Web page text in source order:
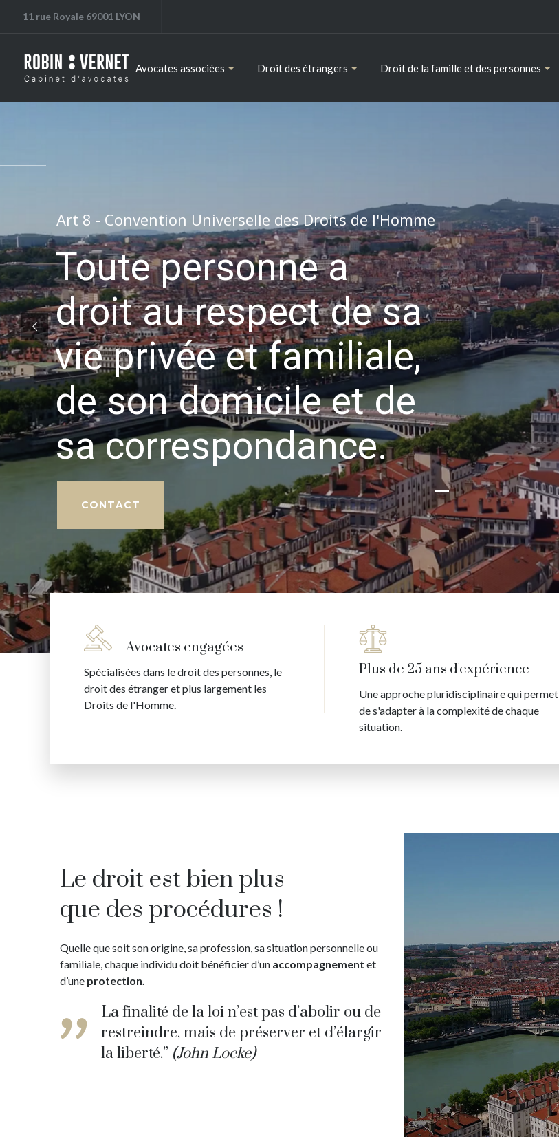
11 rue Royale 69001 LYON
Avocates associées Droit des étrangers Droit de la famille et des personnes
Des avocates engagées
Vous écouter,
vous défendre
CONTACT
Avocates engagées
Spécialisées dans le droit des personnes, le
droit des étranger et plus largement les
Droits de l'Homme.
Plus de 25 ans d'expérience
Une approche pluridisciplinaire qui permet
de s'adapter à la complexité de chaque
situation.
Le droit est bien plus
que des procédures !
Quelle que soit son origine, sa profession, sa situation personnelle ou
familiale, chaque individu doit bénéficier d’un accompagnement et
d’une protection.
La finalité de la loi n’est pas d’abolir ou de
restreindre, mais de préserver et d’élargir
la liberté.” (John Locke)